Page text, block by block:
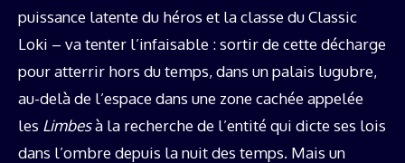
puissance latente du héros et la classe du Classic
Loki – va tenter l’infaisable : sortir de cette décharge
pour atterrir hors du temps, dans un palais lugubre,
au-delà de l’espace dans une zone cachée appelée
les Limbesà la recherche de l’entité qui dicte ses lois
dans l’ombre depuis la nuit des temps. Mais un